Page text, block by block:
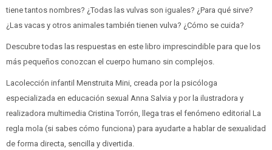
tiene tantos nombres? ¿Todas las vulvas son iguales? ¿Para qué sirve?
¿Las vacas y otros animales también tienen vulva? ¿Cómo se cuida?
Descubre todas las respuestas en este libro imprescindible para que los
más pequeños conozcan el cuerpo humano sin complejos.
Lacolección infantil Menstruita Mini, creada por la psicóloga
especializada en educación sexual Anna Salvia y por la ilustradora y
realizadora multimedia Cristina Torrón, llega tras el fenómeno editorial La
regla mola (si sabes cómo funciona) para ayudarte a hablar de sexualidad
de forma directa, sencilla y divertida.